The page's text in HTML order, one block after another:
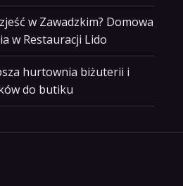
w Zawadzkim? Domowa
w Restauracji Lido
hurtownia biżuterii i
do butiku